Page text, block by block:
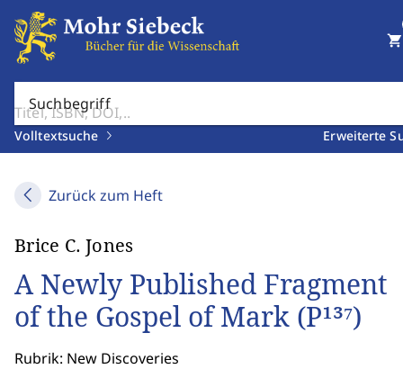
Suchbegriff
Volltextsuche Erweiterte
shopping_cart
Zurück zum Heft
Brice C. Jones
A Newly Published Fragment
of the Gospel of Mark (P¹³⁷)
Rubrik: New Discoveries